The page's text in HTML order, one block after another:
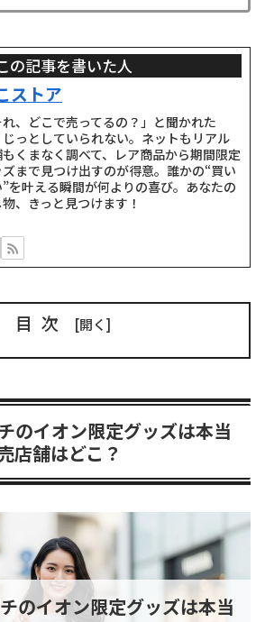
の記事を書いた人
ストア
れ、どこで売ってるの？」と聞かれた
じっとしていられない。ネットもリアル
くまなく調べて、レア商品から期間限定
ズまで見つけ出すのが得意。誰かの“買い
”を叶える瞬間が何よりの喜び。あなたの
、きっと見つけます！
目次
のイオン限定グッズは本当
店舗はどこ？
のイオン限定グッズは本当